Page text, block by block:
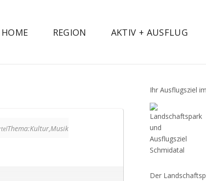
HOME REGION AKTIV + AUSFLUG
Thema:Kultur,Musik
Ihr Ausflugsziel
Der